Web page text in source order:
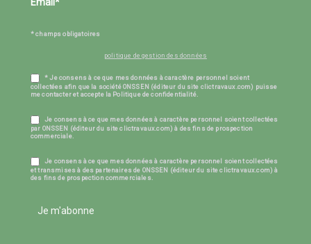
* champs obligatoires
politique de gestion des données
* Je consens à ce que mes données à caractère personnel soient
collectées afin que la société ONSSEN (éditeur du site clictravaux.com) puisse
me contacter et accepte la Politique de confidentialité.
Je consens à ce que mes données à caractère personnel soient collectées
par ONSSEN (éditeur du site clictravaux.com) à des fins de prospection
commerciale.
Je consens à ce que mes données à caractère personnel soient collectées
et transmises à des partenaires de ONSSEN (éditeur du site clictravaux.com) à
des fins de prospection commerciales.
Je m'abonne